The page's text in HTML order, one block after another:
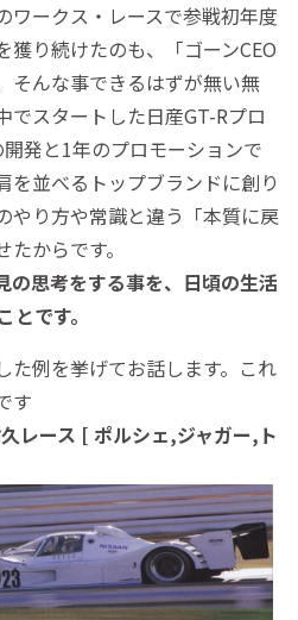
ワークス・レースで参戦初年度
獲り続けたのも、「ゴーンCEO
そんな事できるはずが無い無
でスタートした日産GT-Rプロ
発と1年のプロモーションで
を並べるトップブランドに創り
やり方や常識と違う「本質に戻
からです。
の思考をする事を、日頃の生活
です。
た例を挙げてお話します。これ
す
レース [ ポルシェ,ジャガー,ト